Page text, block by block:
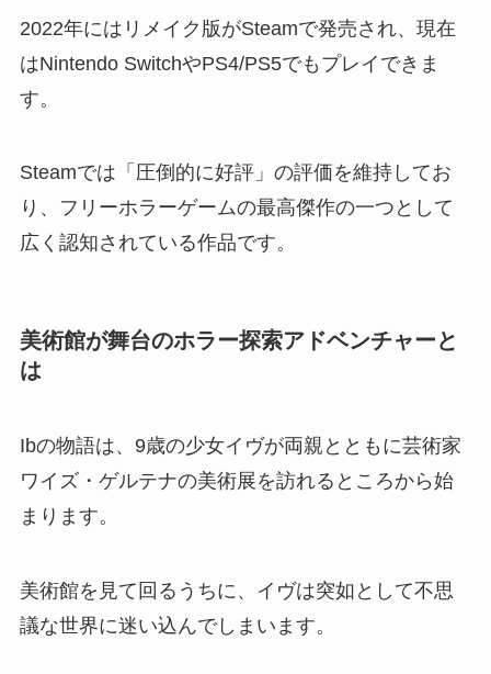
2022年にはリメイク版がSteamで発売され、現在
はNintendo SwitchやPS4/PS5でもプレイできま
す。
Steamでは「圧倒的に好評」の評価を維持してお
り、フリーホラーゲームの最高傑作の一つとして
広く認知されている作品です。
美術館が舞台のホラー探索アドベンチャーと
は
Ibの物語は、9歳の少女イヴが両親とともに芸術家
ワイズ・ゲルテナの美術展を訪れるところから始
まります。
美術館を見て回るうちに、イヴは突如として不思
議な世界に迷い込んでしまいます。